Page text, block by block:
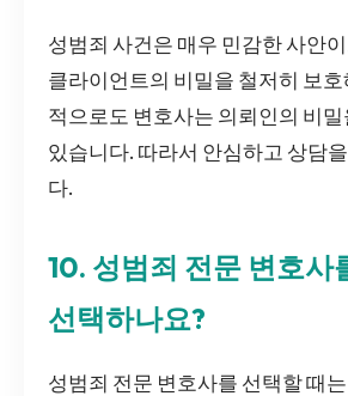
성범죄 사건은 매우 민감한 사안
클라이언트의 비밀을 철저히 보호
적으로도 변호사는 의뢰인의 비
있습니다. 따라서 안심하고 상담
다.
10. 성범죄 전문 변호사
선택하나요?
성범죄 전문 변호사를 선택할 때